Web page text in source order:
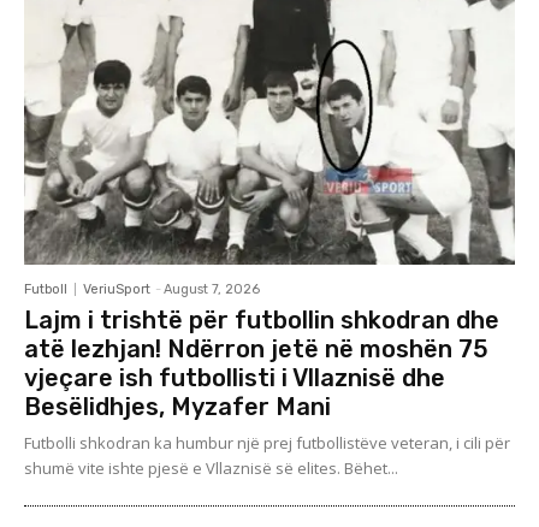
Futboll VeriuSport - August 7, 2026
Lajm i trishtë për futbollin shkodran dhe
atë lezhjan! Ndërron jetë në moshën 75
vjeçare ish futbollisti i Vllaznisë dhe
Besëlidhjes, Myzafer Mani
Futbolli shkodran ka humbur një prej futbollistëve veteran, i cili për
shumë vite ishte pjesë e Vllaznisë së elites. Bëhet...